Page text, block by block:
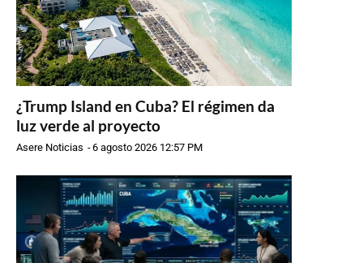
¿Trump Island en Cuba? El régimen da
luz verde al proyecto
Asere Noticias -6 agosto 2026 12:57 PM